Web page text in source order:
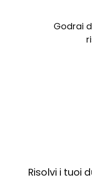
Godrai
Risolvi i tuoi